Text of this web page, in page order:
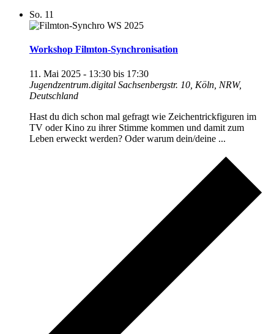
So. 11
Workshop Filmton-Synchronisation
11. Mai 2025 - 13:30 bis 17:30
Jugendzentrum.digital Sachsenbergstr. 10, Köln, NRW,
Deutschland
Hast du dich schon mal gefragt wie Zeichentrickfiguren im
TV oder Kino zu ihrer Stimme kommen und damit zum
Leben erweckt werden? Oder warum dein/deine ...